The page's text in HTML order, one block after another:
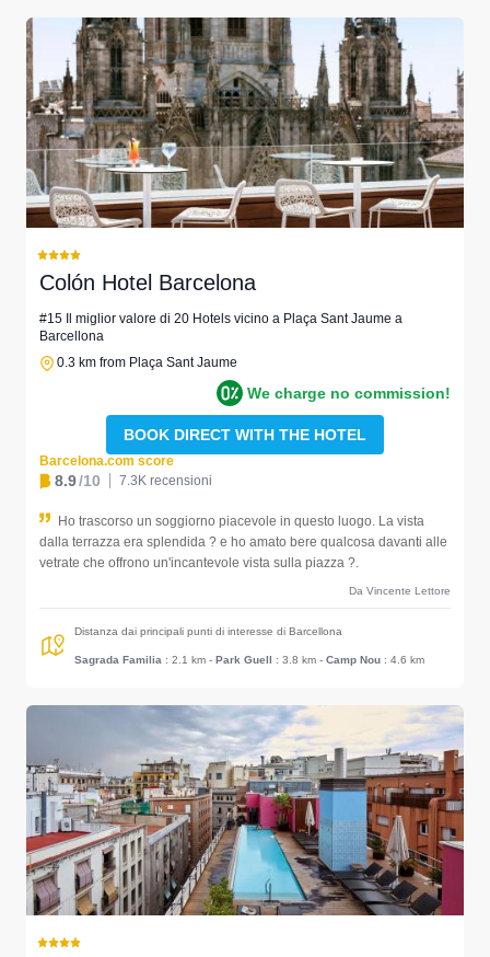
Colón Hotel Barcelona
#15 Il miglior valore di 20 Hotels vicino a Plaça Sant Jaume a
Barcellona
0.3 km from Plaça Sant Jaume
We charge no commission!
BOOK DIRECT WITH THE HOTEL
Barcelona.com score
8.9/10 7.3K recensioni
Ho trascorso un soggiorno piacevole in questo luogo. La vista
dalla terrazza era splendida ? e ho amato bere qualcosa davanti alle
vetrate che offrono un'incantevole vista sulla piazza ?.
Da Vincente Lettore
Distanza dai principali punti di interesse di Barcellona
Sagrada Familia : 2.1 km - Park Guell : 3.8 km - Camp Nou : 4.6 km